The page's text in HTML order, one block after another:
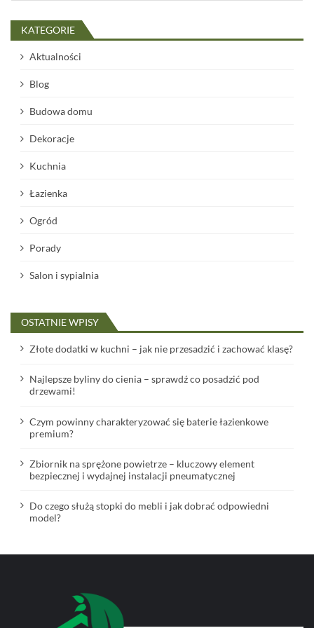
KATEGORIE
Aktualności
Blog
Budowa domu
Dekoracje
Kuchnia
Łazienka
Ogród
Porady
Salon i sypialnia
OSTATNIE WPISY
Złote dodatki w kuchni – jak nie przesadzić i zachować klasę?
Najlepsze byliny do cienia – sprawdź co posadzić pod
drzewami!
Czym powinny charakteryzować się baterie łazienkowe
premium?
Zbiornik na sprężone powietrze – kluczowy element
bezpiecznej i wydajnej instalacji pneumatycznej
Do czego służą stopki do mebli i jak dobrać odpowiedni
model?